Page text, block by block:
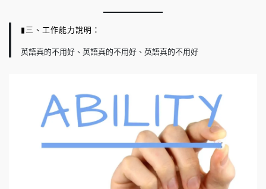
▮三、工作能力說明：
英語真的不用好、英語真的不用好、英語真的不用好